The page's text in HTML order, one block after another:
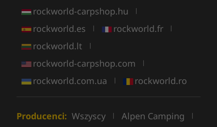
rockworld-carpshop.hu |
rockworld.es | rockworld.fr |
rockworld.lt |
rockworld-carpshop.com |
rockworld.com.ua | rockworld.ro
Producenci: Wszyscy | Alpen Camping |